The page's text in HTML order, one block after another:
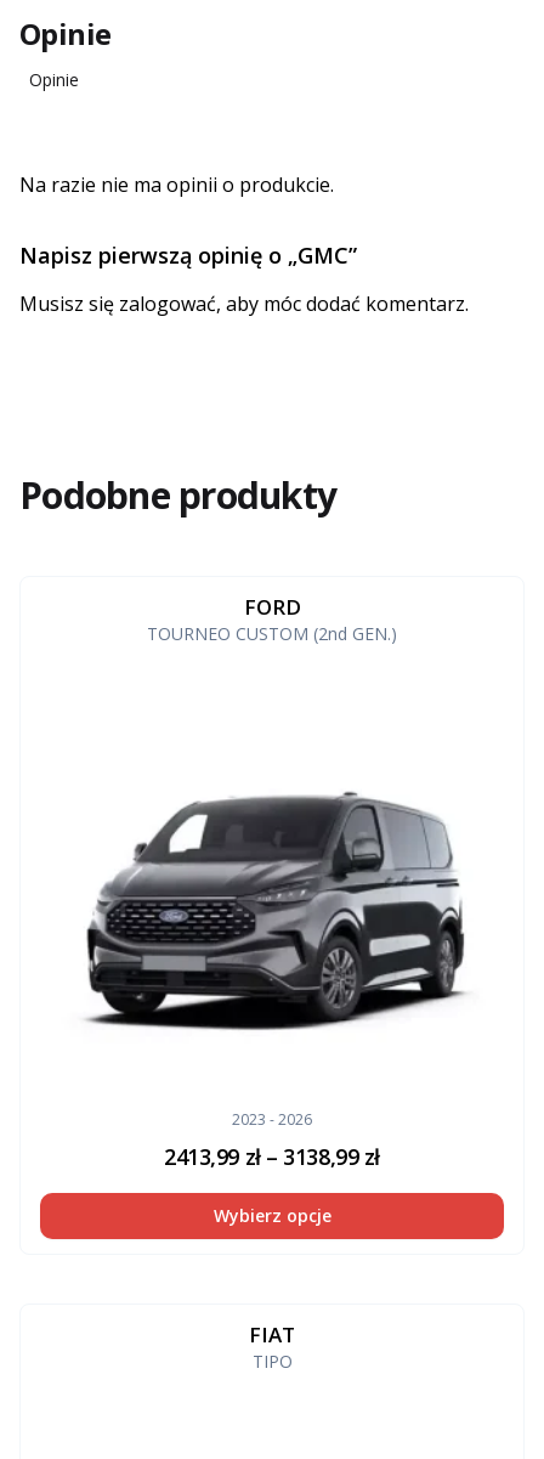
Opinie
Opinie
Na razie nie ma opinii o produkcie.
Napisz pierwszą opinię o „GMC”
Musisz się zalogować, aby móc dodać komentarz.
Podobne produkty
FORD
TOURNEO CUSTOM (2nd GEN.)
2023 - 2026
2413,99 zł– 3138,99 zł
Wybierz opcje
FIAT
TIPO